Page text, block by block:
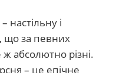
настільну і
що за певних
абсолютно різні.
– це епічне